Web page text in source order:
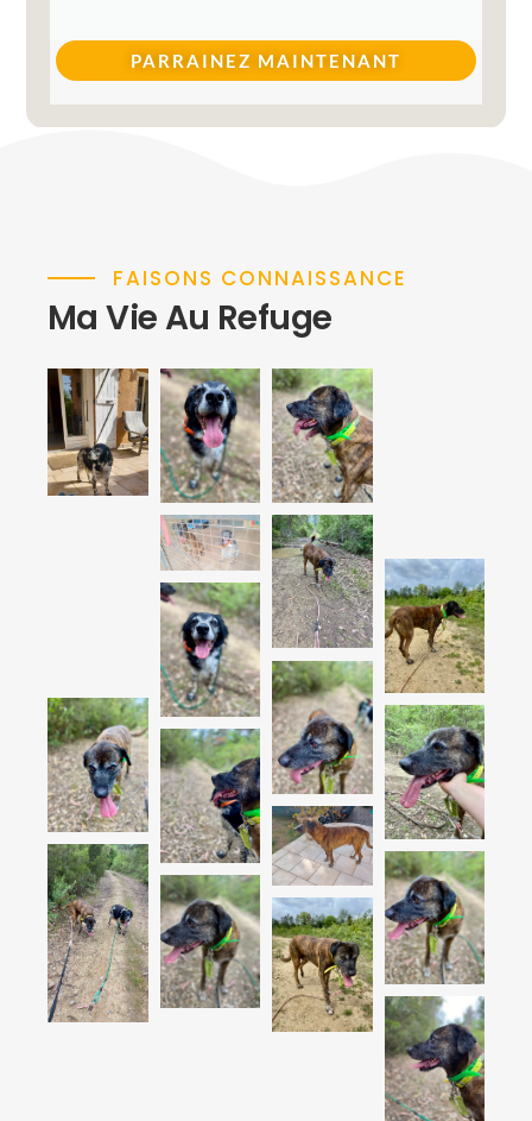
PARRAINEZ MAINTENANT
FAISONS CONNAISSANCE
Ma Vie Au Refuge